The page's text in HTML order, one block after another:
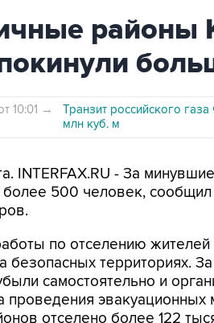
районы
10:01 →
Транзит российского
млн куб. м
INTERFAX.RU - За
более 500 человек,
по отселению жителей
территориях.
самостоятельно и
проведения эвакуационных
отселено более 122